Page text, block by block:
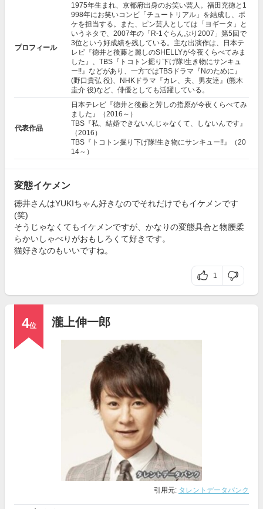
プロフィール
1975年生まれ、京都府出身のお笑い芸人。福田充徳と1
998年にお笑いコンビ「チュートリアル」を結成し、ボ
ケを担当する。また、ピン芸人としては「ヨギータ」と
いうネタで、2007年の「R-1ぐらんぷり2007」第5回で
3位という好成績を残している。主な出演作は、日本テ
レビ『徳井と後藤と麗しのSHELLYが今夜くらべてみま
した』、TBS『トコトン掘り下げ隊!生き物にサンキュ
ー!!』などがあり、一方ではTBSドラマ『Nのために 』
(野口貴弘 役)、NHKドラマ『カレ、夫、男友達 』(熊木
圭介 役)など、俳優としても活躍している。
代表作品
日本テレビ『徳井と後藤と芳しの指原が今夜くらべてみ
ました』（2016～）
TBS『私、結婚できないんじゃなくて、しないんです』
（2016）
TBS『トコトン掘り下げ隊!生き物にサンキュー!!』（20
14～）
変態イケメン
徳井さんはYUKIちゃん好きなのでそれだけでもイケメンです
(笑)
そうじゃなくてもイケメンですが、かなりの変態具合と物腰柔
らかいしゃべりがおもしろくて好きです。
猫好きなのもいいですね。
1
4位 瀧上伸一郎
引用元: タレントデータバンク